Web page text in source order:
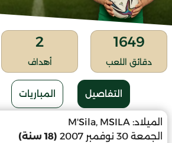
1649
دقائق اللعب
2
أهداف
التفاصيل المباريات
الميلاد: M'Sila, MSILA
الجمعة 30 نوفمبر 2007
(18 سنة)